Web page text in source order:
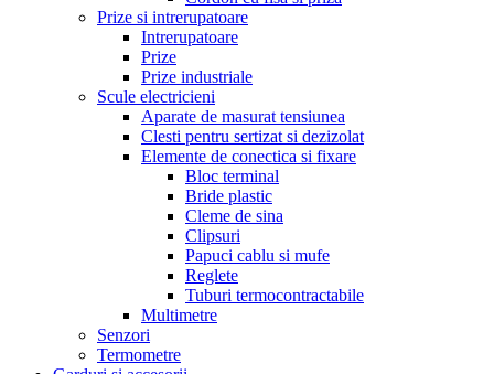
Prize si intrerupatoare
Intrerupatoare
Prize
Prize industriale
Scule electricieni
Aparate de masurat tensiunea
Clesti pentru sertizat si dezizolat
Elemente de conectica si fixare
Bloc terminal
Bride plastic
Cleme de sina
Clipsuri
Papuci cablu si mufe
Reglete
Tuburi termocontractabile
Multimetre
Senzori
Termometre